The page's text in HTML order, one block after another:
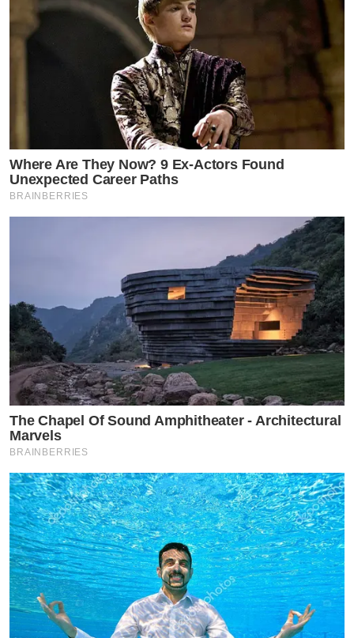
Where Are They Now? 9 Ex-Actors Found
Unexpected Career Paths
BRAINBERRIES
The Chapel Of Sound Amphitheater - Architectural
Marvels
BRAINBERRIES